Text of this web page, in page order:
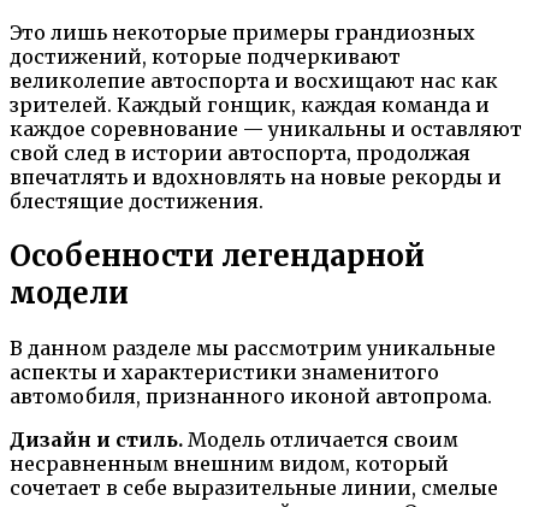
Это лишь некоторые примеры грандиозных
достижений, которые подчеркивают
великолепие автоспорта и восхищают нас как
зрителей. Каждый гонщик, каждая команда и
каждое соревнование — уникальны и оставляют
свой след в истории автоспорта, продолжая
впечатлять и вдохновлять на новые рекорды и
блестящие достижения.
Особенности легендарной
модели
В данном разделе мы рассмотрим уникальные
аспекты и характеристики знаменитого
автомобиля, признанного иконой автопрома.
Дизайн и стиль. Модель отличается своим
несравненным внешним видом, который
сочетает в себе выразительные линии, смелые